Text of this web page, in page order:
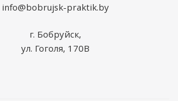
info@bobrujsk-praktik.by
г. Бобруйск,
ул. Гоголя, 170В